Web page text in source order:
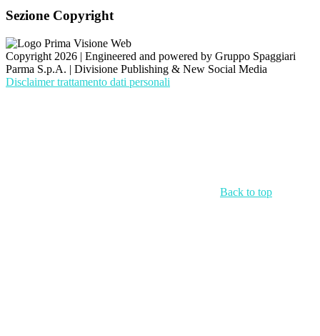
Sezione Copyright
Copyright 2026 | Engineered and powered by Gruppo Spaggiari
Parma S.p.A. | Divisione Publishing & New Social Media
Disclaimer trattamento dati personali
Back to top